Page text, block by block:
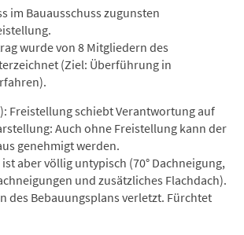
im Bauausschuss zugunsten
wurde von 8 Mitgliedern des
(Ziel: Überführung in
Freistellung schiebt Verantwortung auf
Auch ohne Freistellung kann der
genehmigt werden.
aber völlig untypisch (70° Dachneigung,
und zusätzliches Flachdach).
des Bebauungsplans verletzt. Fürchtet